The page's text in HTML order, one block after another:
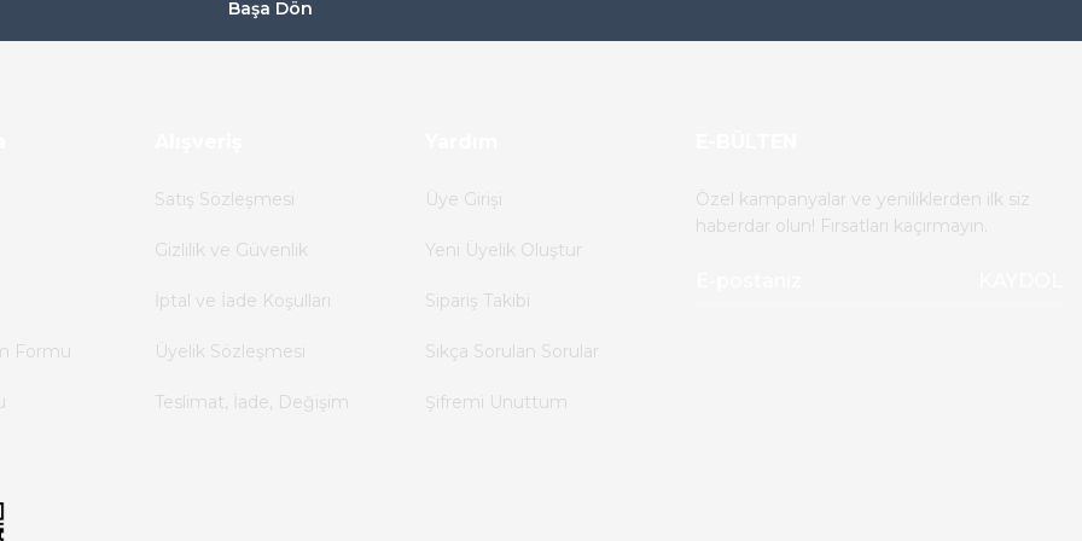
Başa Dön
Formu
Satış Sözleşmesi
Gizlilik ve Güvenlik
İptal ve İade Koşulları
Üyelik Sözleşmesi
Teslimat, İade, Değişim
Üye Girişi
Yeni Üyelik Oluştur
Sipariş Takibi
Sıkça Sorulan Sorular
Şifremi Unuttum
Özel kampanyalar ve yeniliklerden ilk siz
haberdar olun! Fırsatları kaçırmayın.